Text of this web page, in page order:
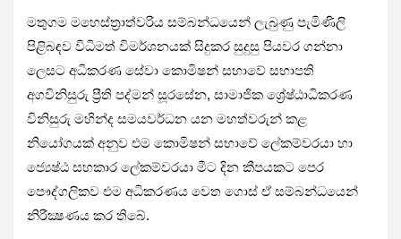
මතුගම මහෙස්ත්‍රාත්වරිය සම්බන්ධයෙන් ලැබුණු පැමිණිලි
පිළිබඳව විධිමත් විමර්ශනයක් සිදුකර සුදුසු පියවර ගන්නා
ලෙසට අධිකරණ සේවා කොමිෂන් සභාවේ සභාපති
අගවිනිසුරු ප්‍රීති පද්මන් සූරසේන, සාමාජික ශ්‍රේෂ්ඨාධිකරණ
විනිසුරු මහින්ද සමයවර්ධන යන මහත්වරුන් කළ
නියෝගයක් අනුව එම කොමිෂන් සභාවේ ලේකම්වරයා හා
ජ්‍යෙෂ්ඨ සහකාර ලේකම්වරයා මීට දින කීපයකට පෙර
පෞද්ගලිකව එම අධිකරණය වෙත ගොස් ඒ සම්බන්ධයෙන්
නිරීක්‍ෂණය කර තිබේ.